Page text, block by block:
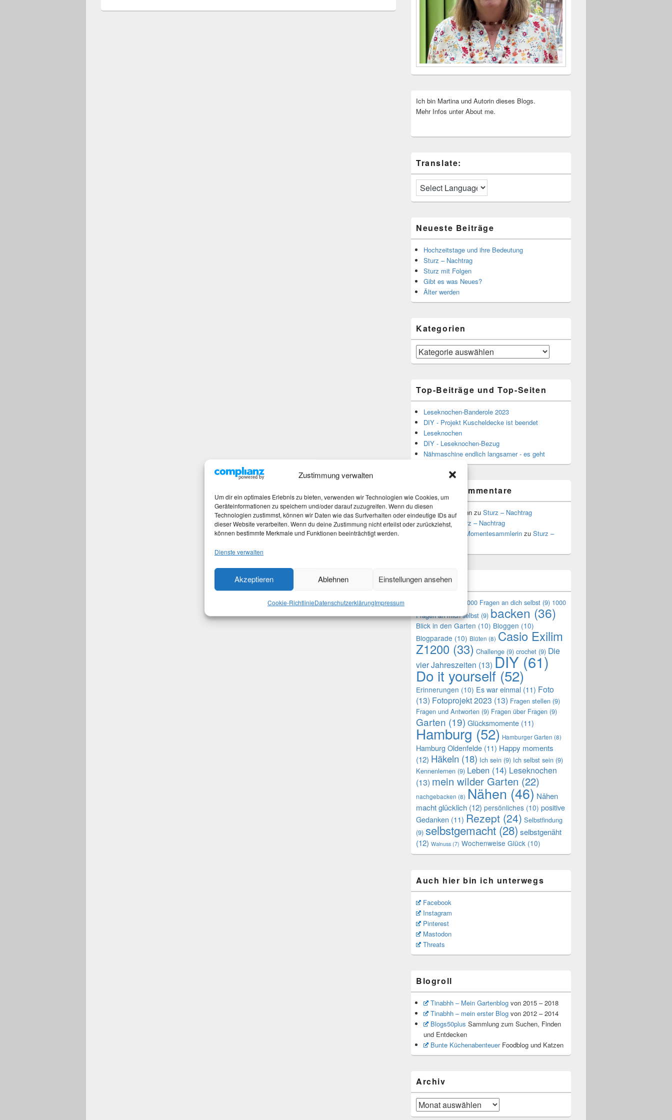
Zustimmung verwalten
Um dir ein optimales Erlebnis zu bieten, verwenden wir Technologien wie Cookies, um
Geräteinformationen zu speichern und/oder darauf zuzugreifen. Wenn du diesen
Technologien zustimmst, können wir Daten wie das Surfverhalten oder eindeutige IDs auf
dieser Website verarbeiten. Wenn du deine Zustimmung nicht erteilst oder zurückziehst,
können bestimmte Merkmale und Funktionen beeinträchtigt werden.
Dienste verwalten
Akzeptieren Ablehnen Einstellungen ansehen
Cookie-RichtlinieDatenschutzerklärungImpressum
Ich bin Martina und Autorin dieses Blogs.
Mehr Infos unter About me.
Translate:
Neueste Beiträge
Hochzeitstage und ihre Bedeutung
Sturz – Nachtrag
Sturz mit Folgen
Gibt es was Neues?
Älter werden
Kategorien
Kategorien
Top-Beiträge und Top-Seiten
Leseknochen-Banderole 2023
DIY - Projekt Kuscheldecke ist beendet
Leseknochen
DIY - Leseknochen-Bezug
Nähmaschine endlich langsamer - es geht
Neueste Kommentare
Stefan Hoffmann zu Sturz – Nachtrag
Martinazu
Sturz – Nachtrag
Martha, die Momentesammlerinzu Sturz –
Themen
1000 Fragen an dich selbst (9) 1000
Fragen an mich selbst (9) backen (36)
Blick in den Garten (10) Bloggen (10)
Blogparade (10) Blüten (8) Casio Exilim
Z1200 (33) Challenge (9) crochet (9) Die
vier Jahreszeiten (13) DIY(61)
Do it yourself (52)
Erinnerungen (10) Es war einmal (11) Foto
(13) Fotoprojekt 2023 (13) Fragen stellen (9)
Fragen und Antworten (9) Fragen über Fragen (9)
Garten (19) Glücksmomente (11)
Hamburg (52) Hamburger Garten (8)
Hamburg Oldenfelde (11) Happy moments
(12) Häkeln (18) Ich sein (9) Ich selbst sein (9)
Kennenlernen (9) Leben (14) Leseknochen
(13) mein wilder Garten (22)
nachgebacken (8) Nähen (46) Nähen
macht glücklich (12) persönliches (10) positive
Gedanken (11) Rezept (24) Selbstfindung
(9) selbstgemacht (28) selbstgenäht
(12) Walnuss (7) Wochenweise Glück (10)
Auch hier bin ich unterwegs
Facebook
Instagram
Pinterest
Mastodon
Threats
Blogroll
Tinabhh – Mein Gartenblogvon 2015 – 2018
Tinabhh – mein erster Blogvon 2012 – 2014
Blogs50plus Sammlung zum Suchen, Finden
und Entdecken
Bunte KüchenabenteuerFoodblog und Katzen
Archiv
Archiv